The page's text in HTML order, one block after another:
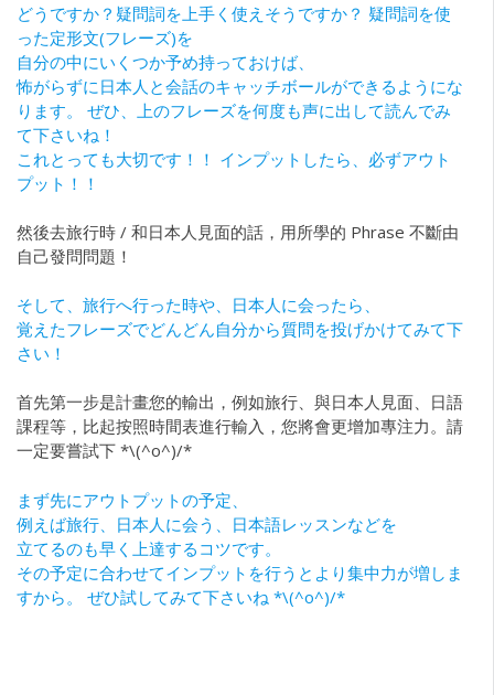
どうですか？疑問詞を上手く使えそうですか？ 疑問詞を使
った定形文(フレーズ)を
自分の中にいくつか予め持っておけば、
怖がらずに日本人と会話のキャッチボールができるようにな
ります。 ぜひ、上のフレーズを何度も声に出して読んでみ
て下さいね！
これとっても大切です！！ インプットしたら、必ずアウト
プット！！
然後去旅行時 / 和日本人見面的話，用所學的 Phrase 不斷由
自己發問問題！
そして、旅行へ行った時や、日本人に会ったら、
覚えたフレーズでどんどん自分から質問を投げかけてみて下
さい！
首先第一步是計畫您的輸出，例如旅行、與日本人見面、日語
課程等，比起按照時間表進行輸入，您將會更增加專注力。請
一定要嘗試下 *\(^o^)/*
まず先にアウトプットの予定、
例えば旅行、日本人に会う、日本語レッスンなどを
立てるのも早く上達するコツです。
その予定に合わせてインプットを行うとより集中力が増しま
すから。 ぜひ試してみて下さいね *\(^o^)/*